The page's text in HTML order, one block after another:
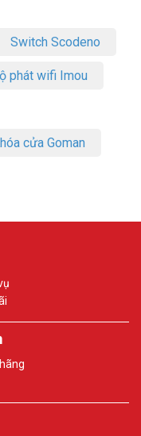
Switch Scodeno
phát wifi Imou
cửa Goman